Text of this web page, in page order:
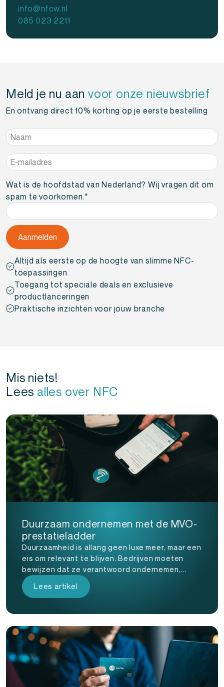
info@nfcw.nl
085 023 2211
Meld je nu aanvoor onze nieuwsbrief
En ontvang direct 10% korting op je eerste bestelling
Naam*
E-
mailadres*
Wat is de hoofdstad van Nederland? Wij vragen dit om
spam te voorkomen.*
Altijd als eerste op de hoogte van slimme NFC-
toepassingen
Toegang tot speciale deals en exclusieve
productlanceringen
Praktische inzichten voor jouw branche
Mis niets!
Lees alles over NFC
Duurzaam ondernemen met de MVO-
prestatieladder
Duurzaamheid is allang geen luxe meer, maar een
eis om relevant te blijven. Bedrijven moeten
bewijzen dat ze verantwoord ondernemen,...
Lees artikel